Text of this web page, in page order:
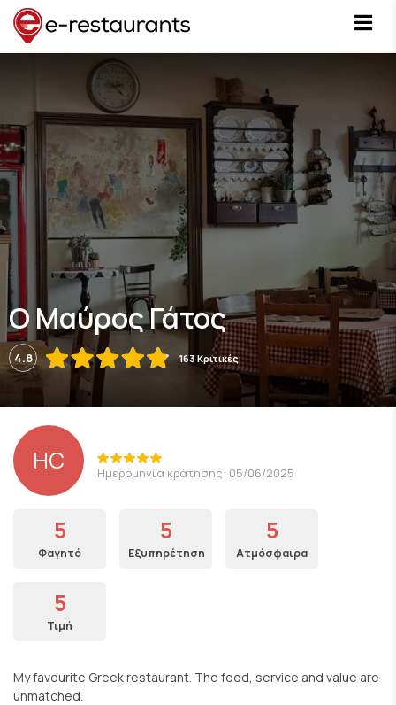
Ο Μαύρος Γάτος
4.8 163 Κριτικές
HC Ημερομηνία κράτησης: 05/06/2025
5
Φαγητό
5
Εξυπηρέτηση
5
Ατμόσφαιρα
5
Τιμή
My favourite Greek restaurant. The food, service and value are
unmatched.